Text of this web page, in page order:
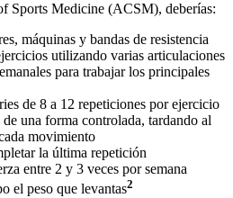
Sports Medicine (ACSM), deberías:
máquinas y bandas de resistencia
utilizando varias articulaciones
para trabajar los principales
de 8 a 12 repeticiones por ejercicio
una forma controlada, tardando al
movimiento
la última repetición
entre 2 y 3 veces por semana
el peso que levantas2